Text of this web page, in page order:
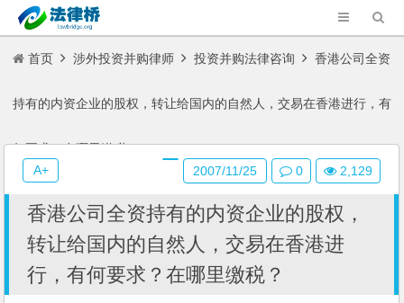
首页 涉外投资并购律师 投资并购法律咨询 香港公司全资
持有的内资企业的股权，转让给国内的自然人，交易在香港进行，有
何要求？在哪里缴税？
香港公司全资持有的内资企业的股权，
转让给国内的自然人，交易在香港进
行，有何要求？在哪里缴税？
2007/11/25 0 2,129
A+